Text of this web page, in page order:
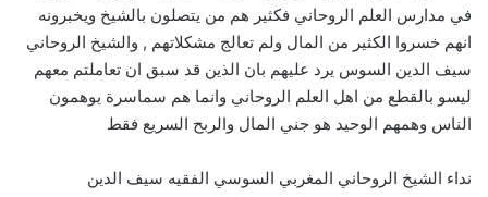
في مدارس العلم الروحاني فكثير هم من يتصلون بالشيخ ويخبرونه
انهم خسروا الكثير من المال ولم تعالج مشكلاتهم , والشيخ الروحاني
سيف الدين السوس يرد عليهم بان الذين قد سبق ان تعاملتم معهم
ليسو بالقطع من اهل العلم الروحاني وانما هم سماسرة يوهمون
الناس وهمهم الوحيد هو جني المال والربح السريع فقط
نداء الشيخ الروحاني المغربي السوسي الفقيه سيف الدين